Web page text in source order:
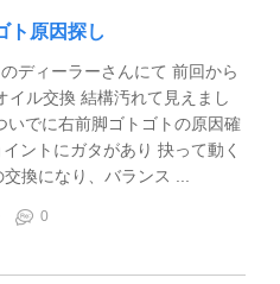
ト原因探し
ディーラーさんにて 前回から
ル交換 結構汚れて見えまし
でに右前脚ゴトゴトの原因確
ントにガタがあり 抉って動く
換になり、バランス ...
0